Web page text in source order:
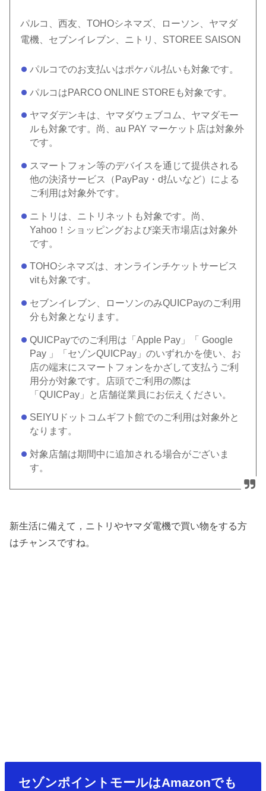
パルコ、西友、TOHOシネマズ、ローソン、ヤマダ
電機、セブンイレブン、ニトリ、STOREE SAISON
パルコでのお支払いはポケパル払いも対象です。
パルコはPARCO ONLINE STOREも対象です。
ヤマダデンキは、ヤマダウェブコム、ヤマダモー
ルも対象です。尚、au PAY マーケット店は対象外
です。
スマートフォン等のデバイスを通じて提供される
他の決済サービス（PayPay・d払いなど）による
ご利用は対象外です。
ニトリは、ニトリネットも対象です。尚、
Yahoo！ショッピングおよび楽天市場店は対象外
です。
TOHOシネマズは、オンラインチケットサービス
vitも対象です。
セブンイレブン、ローソンのみQUICPayのご利用
分も対象となります。
QUICPayでのご利用は「Apple Pay」「 Google
Pay 」「セゾンQUICPay」のいずれかを使い、お
店の端末にスマートフォンをかざして支払うご利
用分が対象です。店頭でご利用の際は
「QUICPay」と店舗従業員にお伝えください。
SEIYUドットコムギフト館でのご利用は対象外と
なります。
対象店舗は期間中に追加される場合がございま
す。
新生活に備えて，ニトリやヤマダ電機で買い物をする方
はチャンスですね。
セゾンポイントモールはAmazonでも